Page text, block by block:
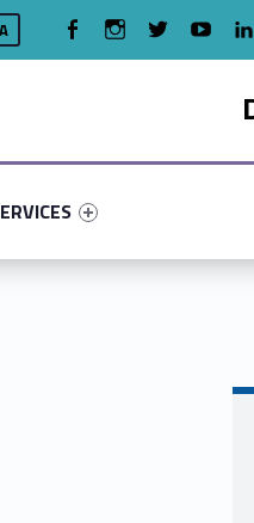
29876-15
identifier #link-menu-
WebMan on FacebookWebMan on InstagramWebMan on Twitter